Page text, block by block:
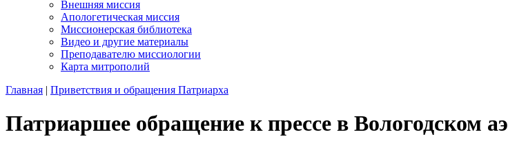
Внешняя миссия
Апологетическая миссия
Миссионерская библиотека
Видео и другие материалы
Преподавателю миссиологии
Карта митрополий
Главная | Приветствия и обращения Патриарха
Патриаршее обращение к прессе в Вологодском